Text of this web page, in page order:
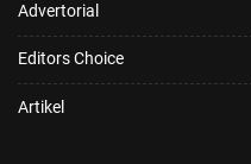
Advertorial
Editors Choice
Artikel